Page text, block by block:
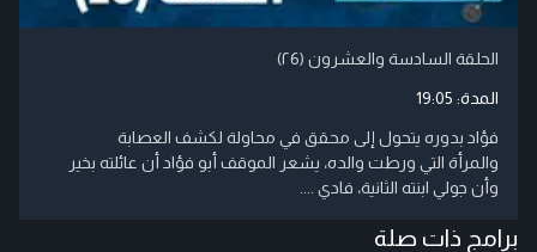
الحلقة السادسة والعشرون (۲6)
المدة: 19:05
فؤاد بدوره يتحول إلى محقق في محاولة لكشف العصابة
والمرأة التي ورطت والده، يشعر الموقف أبو فؤاد أن عائلته بخير
وأن جولي ابنته الثانية، فادي ....
برامج ذات صلة